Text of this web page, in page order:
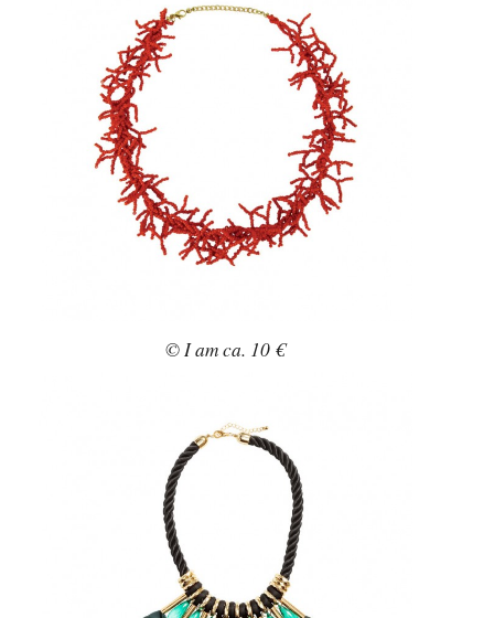
© I am ca. 10 €